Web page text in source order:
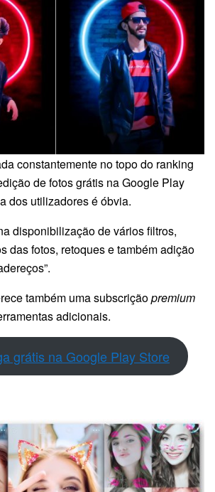
constantemente no topo do ranking
de fotos grátis na Google Play
dos utilizadores é óbvia.
disponibilização de vários filtros,
das fotos, retoques e também adição
também uma subscriçãopremium
adicionais.
grátis na Google Play Store